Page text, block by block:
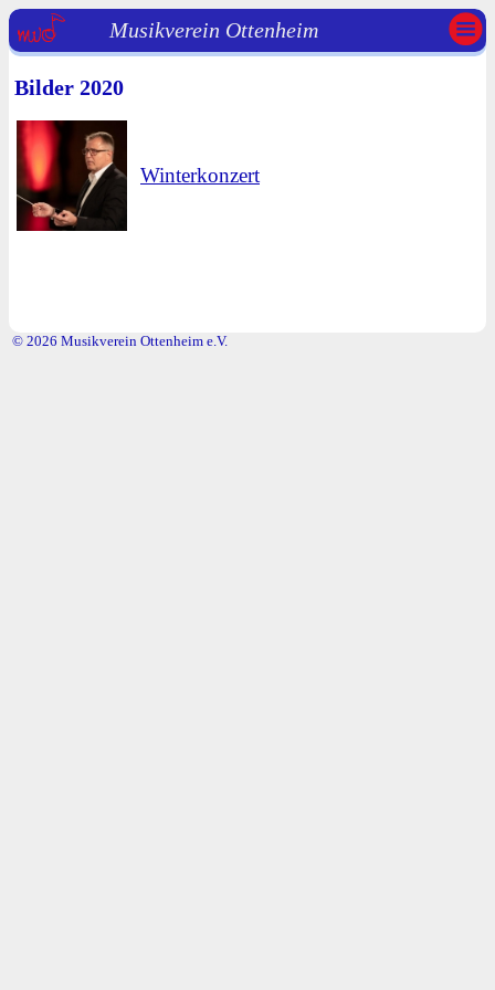
Musikverein Ottenheim
Bilder 2020
Winterkonzert
© 2026 Musikverein Ottenheim e.V.